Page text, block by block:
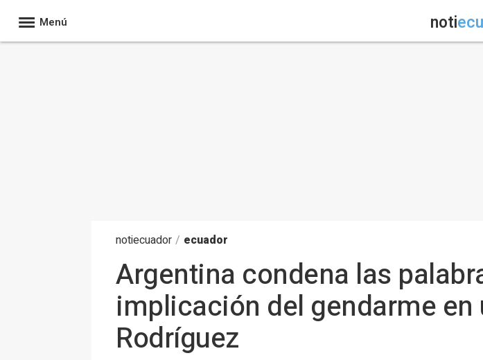
Menú noti
notiecuador / ecuador
Argentina condena las
implicación del gendarme
Rodríguez